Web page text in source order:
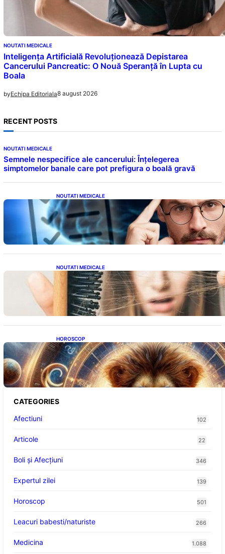
NOUTATI MEDICALE
Inteligența Artificială Revoluționează Depistarea
Cancerului Pancreatic: O Nouă Speranță în Lupta cu
Boala
byEchipa Editoriala8 august 2026
RECENT POSTS
NOUTATI MEDICALE
Semnele nespecifice ale cancerului: Înțelegerea
simptomelor banale care pot prefigura o boală gravă
NOUTATI MEDICALE
Inteligența dincolo de note: Semnele unui IQ
ridicat care nu țin de școală
NOUTATI MEDICALE
Semnele unei deficiențe de proteine:
Impactul asupra sănătății tale
HOROSCOP
Portalul Leului 8/8: Oportunități de
Abundență pentru Cinci Zodii în 2026
CATEGORIES
Afectiuni
102
Articole 22
Boli și Afecțiuni 346
Expertul zilei 139
Horoscop 501
Leacuri babesti/naturiste 266
Medicina 1.088